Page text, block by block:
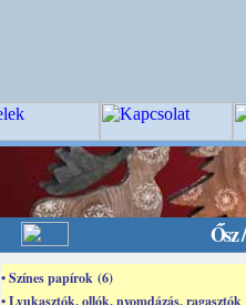
Ősz
• Színes papírok (6)
• Lyukasztók, ollók, nyomdázás, ragasztók